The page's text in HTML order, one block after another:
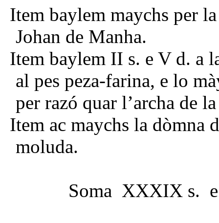
Item baylem maychs per
Johan de Manha.
Item baylem II s. e V d. a
al pes peza-farina, e lo
per razó quar l’archa de
Item ac maychs la dòmna
moluda.
Soma XXXIX s.